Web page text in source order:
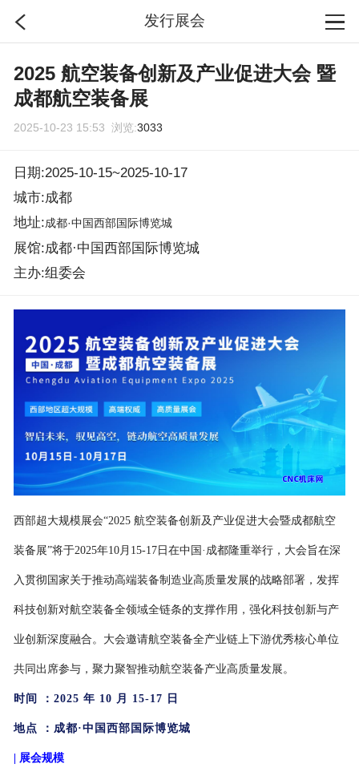
发行展会
首页
2025 航空装备创新及产业促进大会 暨
成都航空装备展
2025-10-23 15:53 浏览:3033
日期:2025-10-15~2025-10-17
城市:成都
地址:成都·中国西部国际博览城
展馆:成都·中国西部国际博览城
主办:组委会
西部超大规模展会“2025 航空装备创新及产业促进大会暨成都航空
装备展”将于2025年10月15-17日在中国·成都隆重举行，大会旨在深
入贯彻国家关于推动高端装备制造业高质量发展的战略部署，发挥
科技创新对航空装备全领域全链条的支撑作用，强化科技创新与产
业创新深度融合。大会邀请航空装备全产业链上下游优秀核心单位
共同出席参与，聚力聚智推动航空装备产业高质量发展。
时间 ： 2025 年 10 月 15-17 日
地点 ：成都·中国西部国际博览城
展会规模